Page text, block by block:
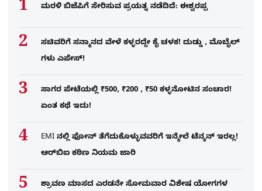
ಮರಳಿ ಬಿಜೆಪಿಗೆ ಸೇರಿಸುವ ಪ್ರಯತ್ನ ನಡೆದಿದೆ: ಈಶ್ವರಪ್ಪ
ಸಚಿವರಿಗೆ ಸನ್ಮಾನದ ವೇಳೆ ಕಳ್ಳರದ್ದೇ ಕೈ ಚಳಕ! ದುಡ್ಡು , ಮೊಬೈಲ್​
ಗಳು ಎಪೇಸ್!
ಸಾಗರ ಪೇಟೆಯಲ್ಲಿ ₹500, ₹200 , ₹50 ಕಳ್ಳನೋಟಿನ ಸಂಚಾರ!
ಏಂತ ಕಥೆ ಇದು!
EMI ನಲ್ಲಿ ಫೋನ್​ ತೆಗೆದುಕೊಳ್ಳುವವರಿಗೆ ಇನ್ಮೇಲೆ ಟೆನ್ಶನ್​ ಇರಲ್ಲ!
ಆರ್‌ಬಿಐ ಕಠಿಣ ನಿಯಮ ಜಾರಿ
ಶ್ರಾವಣ ಮಾಸದ ಎರಡನೇ ಸೋಮವಾರ ವಿಶೇಷ ಯೋಗಗಳ